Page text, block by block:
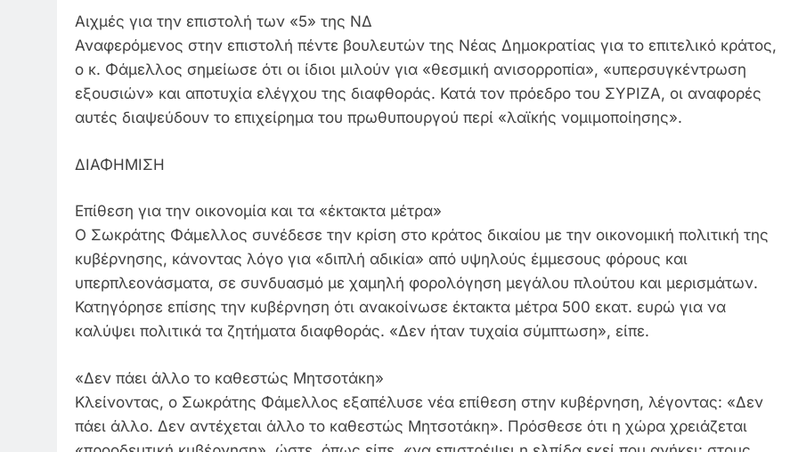
Αιχμές για την επιστολή των «5» της ΝΔ
Αναφερόμενος στην επιστολή πέντε βουλευτών της Νέας Δημοκρατίας για το επιτελικό κράτος,
ο κ. Φάμελλος σημείωσε ότι οι ίδιοι μιλούν για «θεσμική ανισορροπία», «υπερσυγκέντρωση
εξουσιών» και αποτυχία ελέγχου της διαφθοράς. Κατά τον πρόεδρο του ΣΥΡΙΖΑ, οι αναφορές
αυτές διαψεύδουν το επιχείρημα του πρωθυπουργού περί «λαϊκής νομιμοποίησης».
ΔΙΑΦΗΜΙΣΗ
Επίθεση για την οικονομία και τα «έκτακτα μέτρα»
Ο Σωκράτης Φάμελλος συνέδεσε την κρίση στο κράτος δικαίου με την οικονομική πολιτική της
κυβέρνησης, κάνοντας λόγο για «διπλή αδικία» από υψηλούς έμμεσους φόρους και
υπερπλεονάσματα, σε συνδυασμό με χαμηλή φορολόγηση μεγάλου πλούτου και μερισμάτων.
Κατηγόρησε επίσης την κυβέρνηση ότι ανακοίνωσε έκτακτα μέτρα 500 εκατ. ευρώ για να
καλύψει πολιτικά τα ζητήματα διαφθοράς. «Δεν ήταν τυχαία σύμπτωση», είπε.
«Δεν πάει άλλο το καθεστώς Μητσοτάκη»
Κλείνοντας, ο Σωκράτης Φάμελλος εξαπέλυσε νέα επίθεση στην κυβέρνηση, λέγοντας: «Δεν
πάει άλλο. Δεν αντέχεται άλλο το καθεστώς Μητσοτάκη». Πρόσθεσε ότι η χώρα χρειάζεται